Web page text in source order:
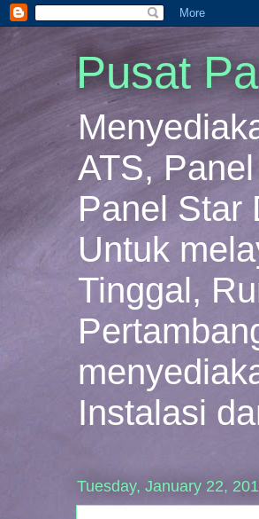
Pusat
ATS,
Panel Star
Untuk
Tinggal,
Instalasi
Tuesday, January 22,